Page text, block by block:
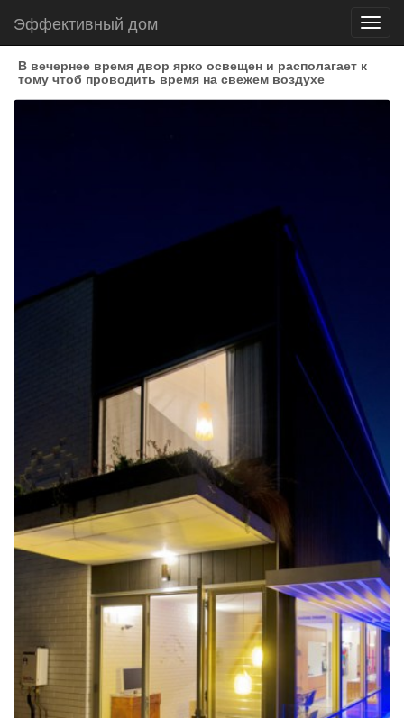
Эффективный дом
В вечернее время двор ярко освещен и располагает к
тому чтоб проводить время на свежем воздухе